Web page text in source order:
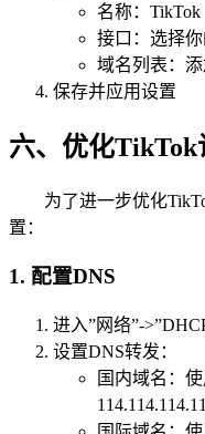
名称：TikTok
接口：选择
域名列表：
保存并应用设置
六、优化TikTok
为了进一步优化
置：
1. 配置DNS
进入”网络”-
设置DNS转发：
国内域名：